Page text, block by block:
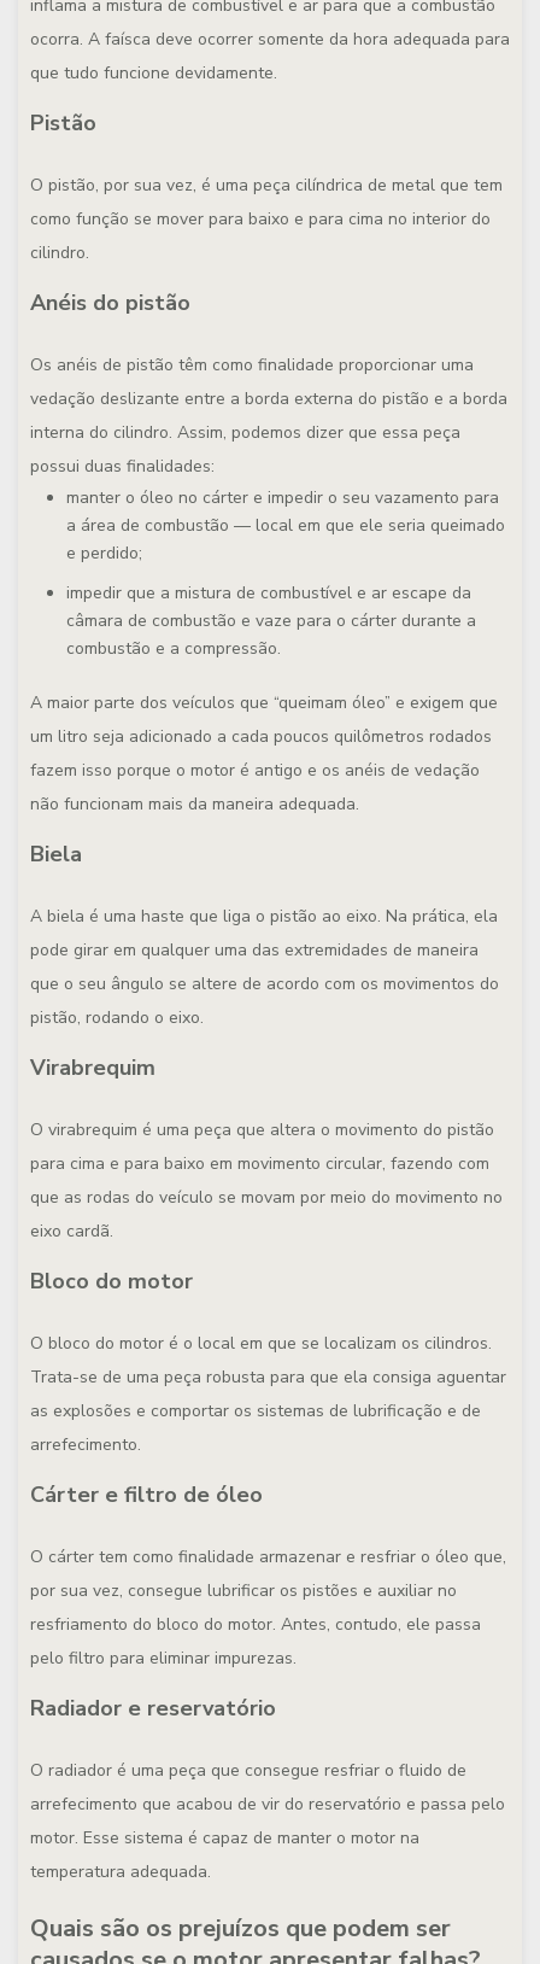
inflama a mistura de combustível e ar para que a combustão
ocorra. A faísca deve ocorrer somente da hora adequada para
que tudo funcione devidamente.
Pistão
O pistão, por sua vez, é uma peça cilíndrica de metal que tem
como função se mover para baixo e para cima no interior do
cilindro.
Anéis do pistão
Os anéis de pistão têm como finalidade proporcionar uma
vedação deslizante entre a borda externa do pistão e a borda
interna do cilindro. Assim, podemos dizer que essa peça
possui duas finalidades:
manter o óleo no cárter e impedir o seu vazamento para
a área de combustão — local em que ele seria queimado
e perdido;
impedir que a mistura de combustível e ar escape da
câmara de combustão e vaze para o cárter durante a
combustão e a compressão.
A maior parte dos veículos que “queimam óleo” e exigem que
um litro seja adicionado a cada poucos quilômetros rodados
fazem isso porque o motor é antigo e os anéis de vedação
não funcionam mais da maneira adequada.
Biela
A biela é uma haste que liga o pistão ao eixo. Na prática, ela
pode girar em qualquer uma das extremidades de maneira
que o seu ângulo se altere de acordo com os movimentos do
pistão, rodando o eixo.
Virabrequim
O virabrequim é uma peça que altera o movimento do pistão
para cima e para baixo em movimento circular, fazendo com
que as rodas do veículo se movam por meio do movimento no
eixo cardã.
Bloco do motor
O bloco do motor é o local em que se localizam os cilindros.
Trata-se de uma peça robusta para que ela consiga aguentar
as explosões e comportar os sistemas de lubrificação e de
arrefecimento.
Cárter e filtro de óleo
O cárter tem como finalidade armazenar e resfriar o óleo que,
por sua vez, consegue lubrificar os pistões e auxiliar no
resfriamento do bloco do motor. Antes, contudo, ele passa
pelo filtro para eliminar impurezas.
Radiador e reservatório
O radiador é uma peça que consegue resfriar o fluido de
arrefecimento que acabou de vir do reservatório e passa pelo
motor. Esse sistema é capaz de manter o motor na
temperatura adequada.
Quais são os prejuízos que podem ser